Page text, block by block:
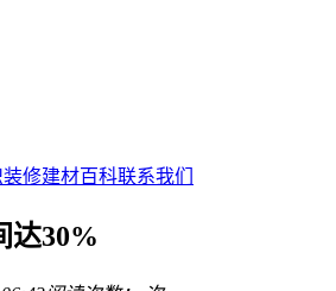
装修建材百科联系我们
达30%